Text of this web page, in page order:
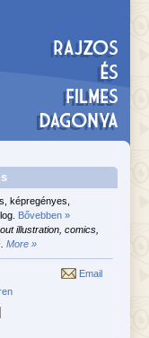
képregényes,
Bővebben »
illustration, comics,
More »
Email